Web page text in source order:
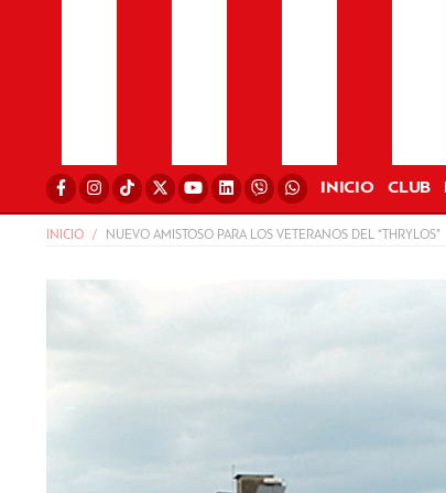
INICIO CLUB
INICIO NUEVO AMISTOSO PARA LOS VETERANOS DEL “THRYLOS”